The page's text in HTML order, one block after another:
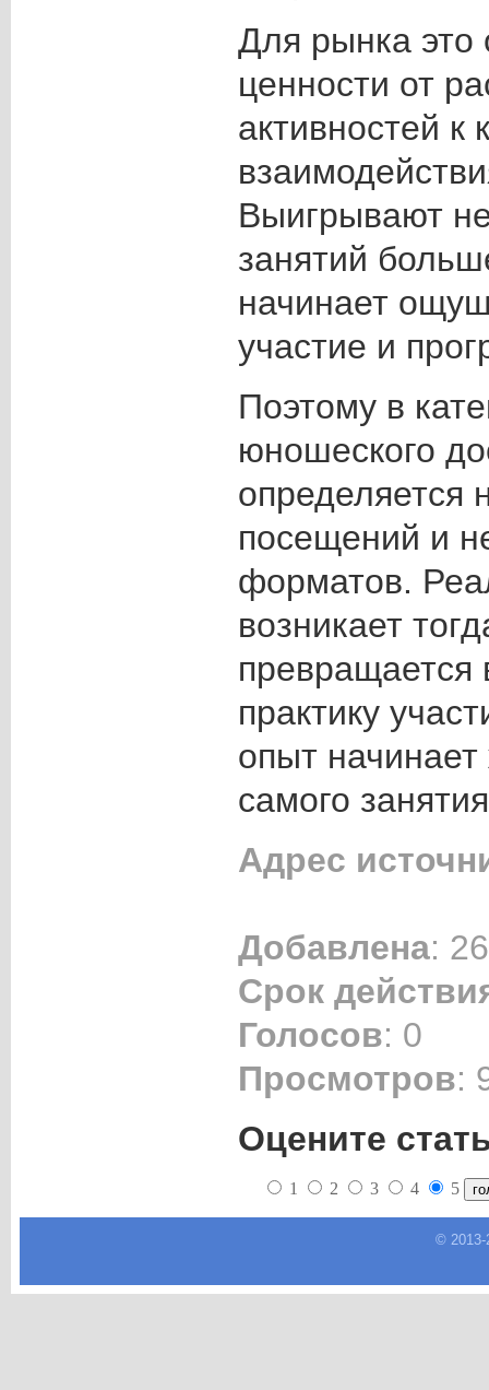
Для рынка это
ценности от
активностей к
Выигрывают
занятий
начинает
участие и
Поэтому в
юношеского
определяется
посещений и
форматов.
возникает
превращается
практику
опыт
самого
Адрес
Добавлена:
Срок
Голосов: 0
Просмотров:
Оцените
1 2 3 4 5
© 2013-